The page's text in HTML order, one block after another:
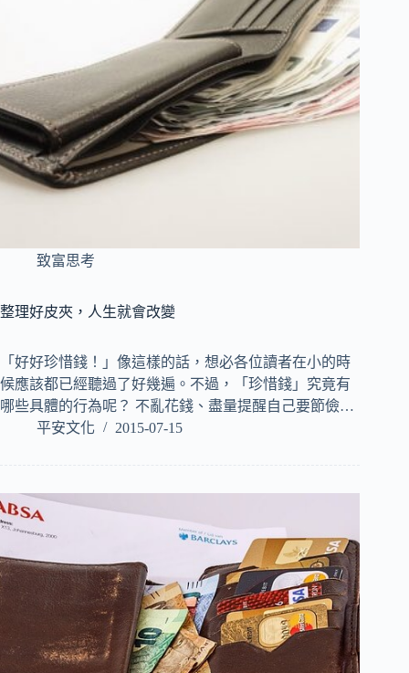
致富思考
整理好皮夾，人生就會改變
「好好珍惜錢！」像這樣的話，想必各位讀者在小的時
候應該都已經聽過了好幾遍。不過，「珍惜錢」究竟有
哪些具體的行為呢？ 不亂花錢、盡量提醒自己要節儉…
平安文化
2015-07-15